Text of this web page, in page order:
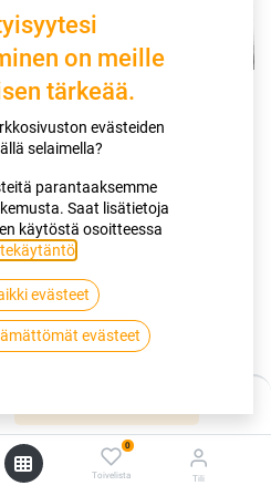
0
Toivelista Tili
VIKINGCONTACT 7 XL EVC
XL EVC ERÄ
265290
on meille
tärkeää.
evästeiden
selaimella?
parantaaksemme
Saat lisätietoja
käytöstä osoitteessa
evästeet
evästeet